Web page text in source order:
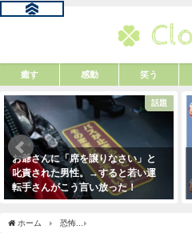
癒す 感動 笑う
話題
お爺さんに「席を譲りなさい」と
叱責された男性。→すると若い運
転手さんがこう言い放った！
ホーム 恐怖